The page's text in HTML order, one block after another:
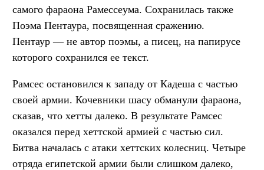
самого фараона Рамессеума. Сохранилась также
Поэма Пентаура, посвященная сражению.
Пентаур — не автор поэмы, а писец, на папирусе
которого сохранился ее текст.
Рамсес остановился к западу от Кадеша с частью
своей армии. Кочевники шасу обманули фараона,
сказав, что хетты далеко. В результате Рамсес
оказался перед хеттской армией с частью сил.
Битва началась с атаки хеттских колесниц. Четыре
отряда египетской армии были слишком далеко,